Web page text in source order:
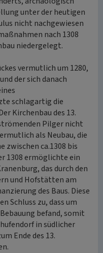
unter der heutigen
nicht nachgewiesen
nach 1308
niedergelegt.
vermutlich um 1280,
der sich danach
schlagartig die
Kirchenbau des 13.
Pilger nicht
als Neubau, die
ca.1308 bis
1308 ermöglichte ein
das durch den
und Hofstätten am
des Baus. Diese
Schluss zu, dass um
befand, somit
in südlicher
Ende des 13.